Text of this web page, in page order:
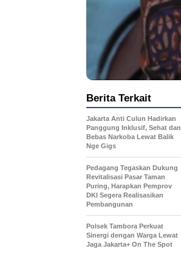
Berita Terkait
Jakarta Anti Culun Hadirkan
Panggung Inklusif, Sehat dan
Bebas Narkoba Lewat Balik
Nge Gigs
Pedagang Tegaskan Dukung
Revitalisasi Pasar Taman
Puring, Harapkan Pemprov
DKI Segera Realisasikan
Pembangunan
Polsek Tambora Perkuat
Sinergi dengan Warga Lewat
Jaga Jakarta+ On The Spot